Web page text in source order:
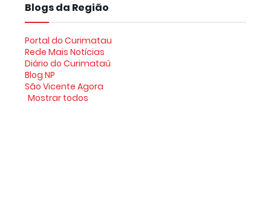
Blogs da Região
Portal do Curimatau
Rede Mais Notícias
Diário do Curimataú
Blog NP
São Vicente Agora
Mostrar todos